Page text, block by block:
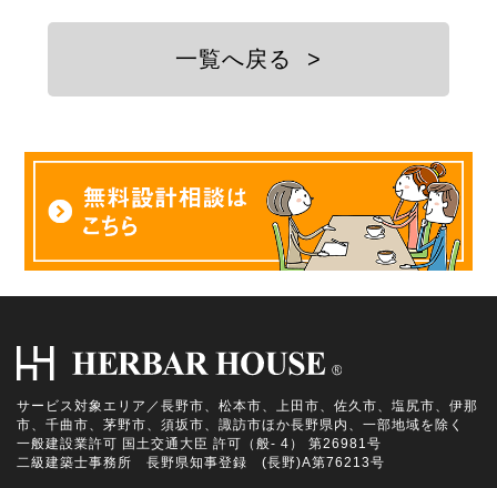
一覧へ戻る >
サービス対象エリア／長野市、松本市、上田市、佐久市、塩尻市、伊那
市、千曲市、茅野市、須坂市、諏訪市ほか長野県内、一部地域を除く
一般建設業許可 国土交通大臣 許可（般- 4） 第26981号
二級建築士事務所 長野県知事登録 (長野)A第76213号